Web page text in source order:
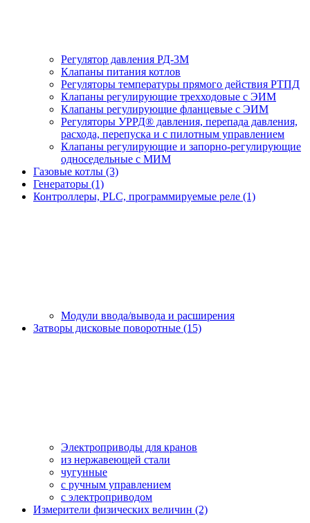
Регулятор давления РД-3М
Клапаны питания котлов
Регуляторы температуры прямого действия РТПД
Клапаны регулирующие трехходовые с ЭИМ
Клапаны регулирующие фланцевые с ЭИМ
Регуляторы УРРД® давления, перепада давления,
расхода, перепуска и с пилотным управлением
Клапаны регулирующие и запорно-регулирующие
односедельные с МИМ
Газовые котлы (3)
Генераторы (1)
Контроллеры, PLС, программируемые реле (1)
Модули ввода/вывода и расширения
Затворы дисковые поворотные (15)
Электроприводы для кранов
из нержавеющей стали
чугунные
с ручным управлением
c электроприводом
Измерители физических величин (2)